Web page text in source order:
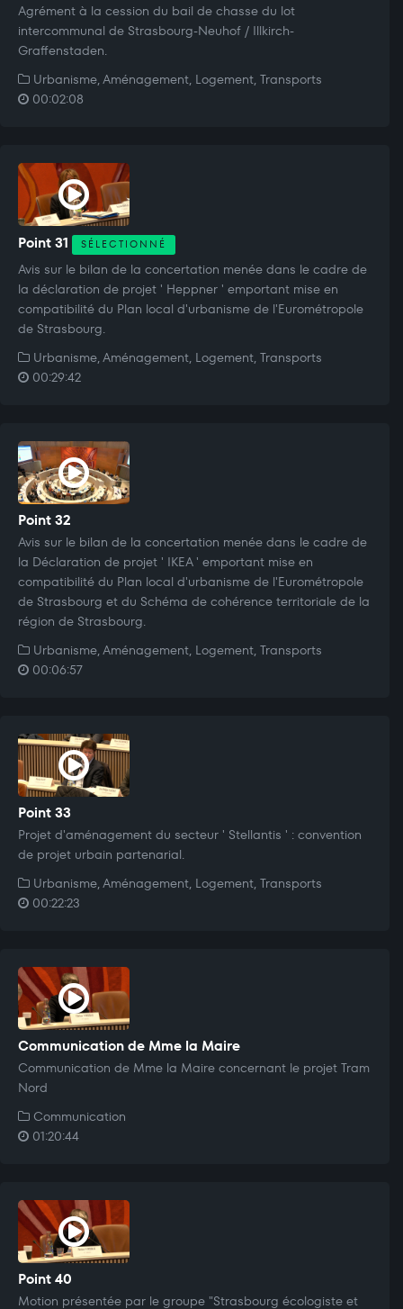
Agrément à la cession du bail de chasse du lot
intercommunal de Strasbourg-Neuhof / Illkirch-
Graffenstaden.
Urbanisme, Aménagement, Logement, Transports
00:02:08
Point 31 SÉLECTIONNÉ
Avis sur le bilan de la concertation menée dans le cadre de
la déclaration de projet ' Heppner ' emportant mise en
compatibilité du Plan local d'urbanisme de l'Eurométropole
de Strasbourg.
Urbanisme, Aménagement, Logement, Transports
00:29:42
Point 32
Avis sur le bilan de la concertation menée dans le cadre de
la Déclaration de projet ' IKEA ' emportant mise en
compatibilité du Plan local d'urbanisme de l'Eurométropole
de Strasbourg et du Schéma de cohérence territoriale de la
région de Strasbourg.
Urbanisme, Aménagement, Logement, Transports
00:06:57
Point 33
Projet d'aménagement du secteur ' Stellantis ' : convention
de projet urbain partenarial.
Urbanisme, Aménagement, Logement, Transports
00:22:23
Communication de Mme la Maire
Communication de Mme la Maire concernant le projet Tram
Nord
Communication
01:20:44
Point 40
Motion présentée par le groupe "Strasbourg écologiste et